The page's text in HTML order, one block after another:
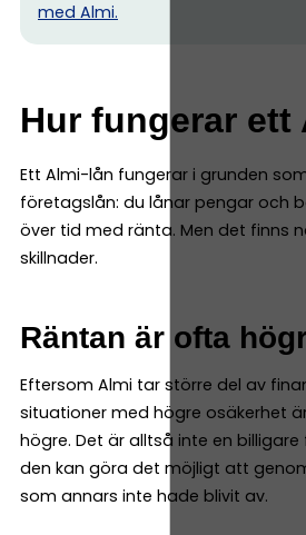
med Almi.
Hur fungerar ett
Ett Almi-lån fungerar i grunden
företagslån: du lånar pengar och
över tid med ränta. Men det finns
skillnader.
Räntan är ofta
Eftersom Almi tar större del av
situationer med högre osäkerhet
högre. Det är alltså inte en
den kan göra det möjligt att
som annars inte hade blivit av.